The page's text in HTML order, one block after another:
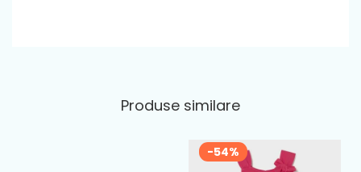
Produse similare
-54%